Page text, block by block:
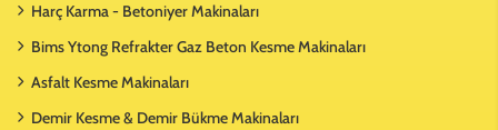
Harç Karma - Betoniyer Makinaları
Bims Ytong Refrakter Gaz Beton Kesme Makinaları
Asfalt Kesme Makinaları
Demir Kesme & Demir Bükme Makinaları